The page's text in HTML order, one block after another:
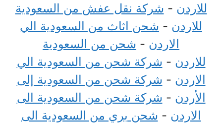
للاردن - شركة نقل عفش من السعودية
للاردن - شحن اثاث من السعودية الي
الاردن - شحن من السعودية
للاردن - شركة شحن من السعودية الي
الاردن - شركة شحن من السعودية إلى
الأردن - شركة شحن من السعودية الى
الاردن - شحن بري من السعودية الى